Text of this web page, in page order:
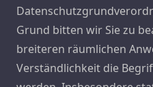
Grund bitten wir Sie zu
breiteren räumlichen
Verständlichkeit die